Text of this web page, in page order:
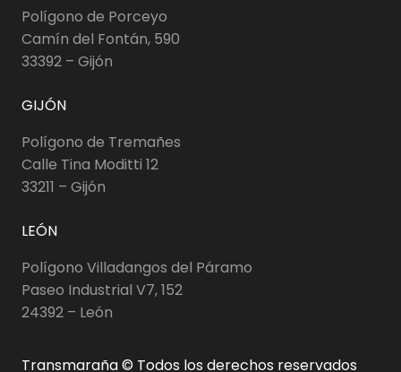
Polígono de Porceyo
Camín del Fontán, 590
33392 – Gijón
GIJÓN
Polígono de Tremañes
Calle Tina Moditti 12
33211 – Gijón
LEÓN
Polígono Villadangos del Páramo
Paseo Industrial V7, 152
24392 – León
Transmaraña © Todos los derechos reservados